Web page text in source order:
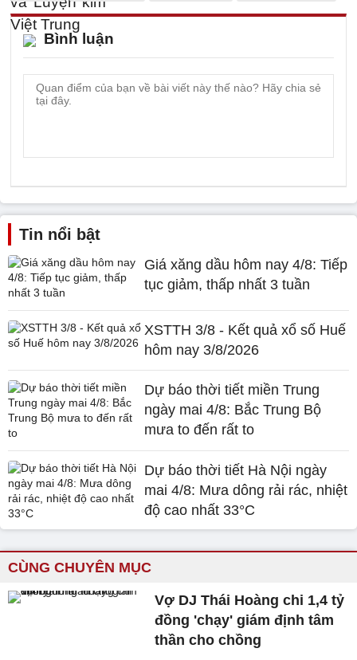
Bình luận
Tin nổi bật
Giá xăng dầu hôm nay 4/8: Tiếp
tục giảm, thấp nhất 3 tuần
XSTTH 3/8 - Kết quả xổ số Huế
hôm nay 3/8/2026
Dự báo thời tiết miền Trung
ngày mai 4/8: Bắc Trung Bộ
mưa to đến rất to
Dự báo thời tiết Hà Nội ngày
mai 4/8: Mưa dông rải rác, nhiệt
độ cao nhất 33°C
CÙNG CHUYÊN MỤC
Vợ DJ Thái Hoàng chi 1,4 tỷ
đồng 'chạy' giám định tâm
thần cho chồng